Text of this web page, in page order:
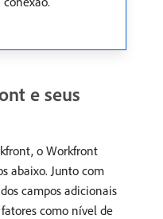
e seus
o Workfront
abaixo. Junto com
campos adicionais
como nível de